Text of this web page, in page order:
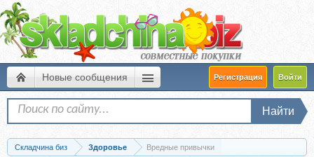
Новые сообщения Регистрация Войти
Найти
Складчина биз Здоровье Вредные привычки